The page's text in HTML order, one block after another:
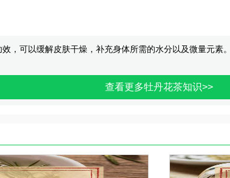
，可以缓解皮肤干燥，补充身体所需的水分以及微量元
查看更多牡丹花茶知识>>